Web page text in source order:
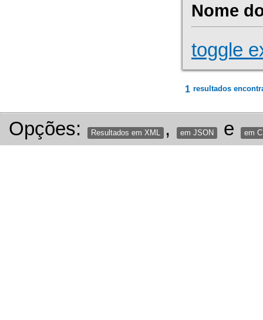
Nome
toggle
1 resultados
Opções: Resultados em XML , em JSON e em